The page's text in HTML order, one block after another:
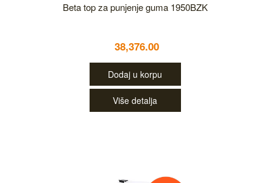
Beta top za punjenje guma 1950BZK
38,376.00
Dodaj u korpu
Više detalja